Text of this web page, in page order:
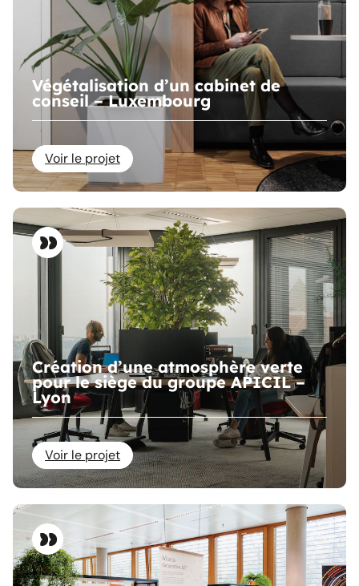
Végétalisation d’un cabinet de
conseil – Luxembourg
Voir le projet
Création d’une atmosphère verte
pour le siège du groupe APICIL –
Lyon
Voir le projet